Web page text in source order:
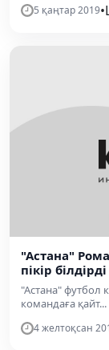
5 қаңтар 2019•
"Астана"
пікір
"Астана" футбол
командаға қайт...
4 желтоқсан